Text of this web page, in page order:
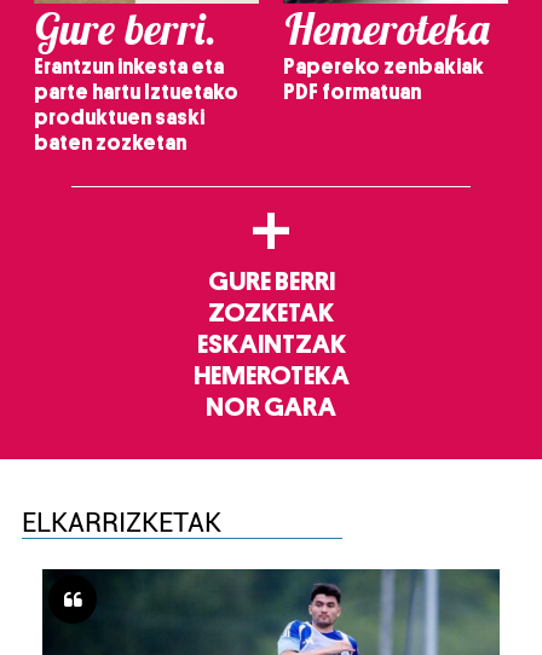
Gure berri.
Erantzun inkesta eta
parte hartu Iztuetako
produktuen saski
baten zozketan
Hemeroteka
Papereko zenbakiak
PDF formatuan
+
GURE BERRI
ZOZKETAK
ESKAINTZAK
HEMEROTEKA
NOR GARA
ELKARRIZKETAK